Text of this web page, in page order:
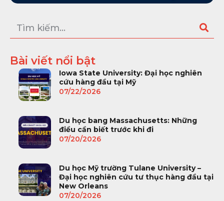
Bài viết nổi bật
Iowa State University: Đại học nghiên
cứu hàng đầu tại Mỹ
07/22/2026
Du học bang Massachusetts: Những
điều cần biết trước khi đi
07/20/2026
Du học Mỹ trường Tulane University –
Đại học nghiên cứu tư thục hàng đầu tại
New Orleans
07/20/2026